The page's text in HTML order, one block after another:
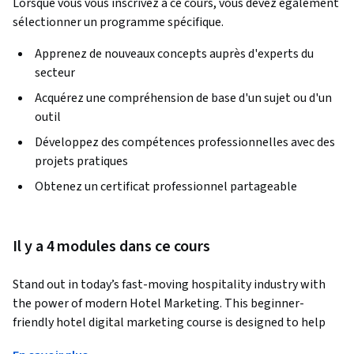
sélectionner un programme spécifique.
Apprenez de nouveaux concepts auprès d'experts du
secteur
Acquérez une compréhension de base d'un sujet ou d'un
outil
Développez des compétences professionnelles avec des
projets pratiques
Obtenez un certificat professionnel partageable
Il y a 4 modules dans ce cours
Stand out in today’s fast-moving hospitality industry with
the power of modern Hotel Marketing. This beginner-
friendly hotel digital marketing course is designed to help